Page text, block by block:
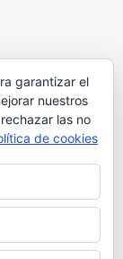
somos?
garantizar el
nuestros
las no
de cookies